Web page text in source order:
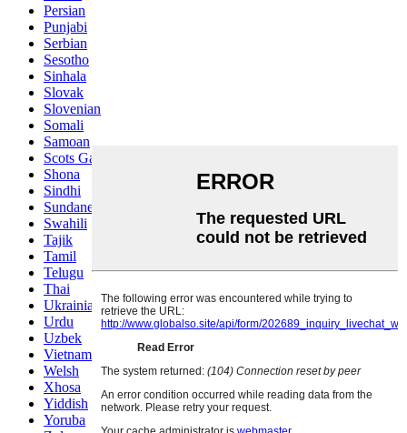
Persian
Punjabi
Serbian
Sesotho
Sinhala
Slovak
Slovenian
Somali
Samoan
Scots Gaelic
Shona
Sindhi
Sundanese
Swahili
Tajik
Tamil
Telugu
Thai
Ukrainian
Urdu
Uzbek
Vietnamese
Welsh
Xhosa
Yiddish
Yoruba